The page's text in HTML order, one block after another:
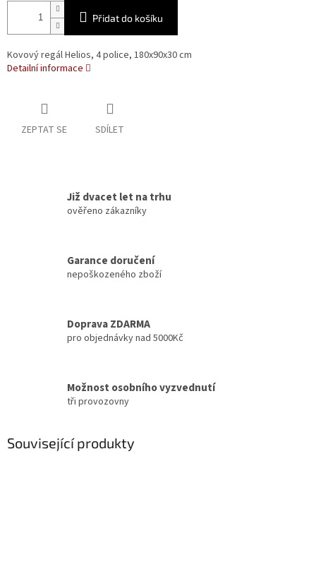
Přidat do košíku
Kovový regál Helios, 4 police, 180x90x30 cm
Detailní informace
ZEPTAT SE SDÍLET
Již dvacet let na trhu
ověřeno zákazníky
Garance doručení
nepoškozeného zboží
Doprava ZDARMA
pro objednávky nad 5000Kč
Možnost osobního vyzvednutí
tři provozovny
Související produkty